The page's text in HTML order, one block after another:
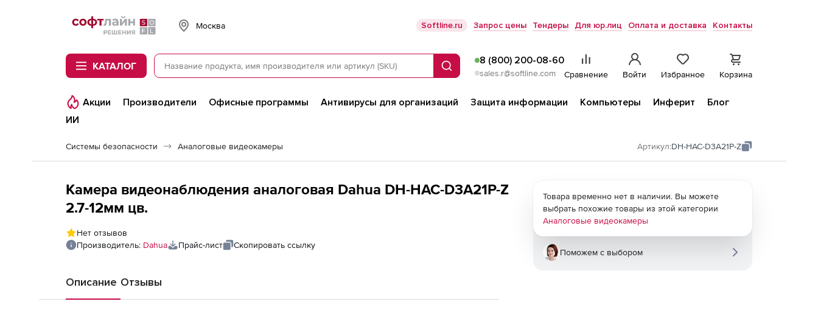
Softline
Москва Softline.ru Запрос цены Тендеры Для юр.лиц Оплата и доставка Контакты
КАТАЛОГ Поиск
8 (800) 200-08-60
sales.r@softline.com Сравнение Войти Избранное Корзина
Акции Производители Офисные программы Антивирусы для организаций Защита информации Компьютеры Инферит
Блог
ИИ
Системы безопасности Аналоговые видеокамеры Артикул:DH-HAC-D3A21P-Z
Камера видеонаблюдения аналоговая Dahua DH-HAC-D3A21P-Z
2.7-12мм цв.
Нет отзывов
Производитель: Dahua Прайс-лист Скопировать ссылку
Описание Отзывы
Товара временно нет в наличии. Вы можете
выбрать похожие товары из этой категории
Аналоговые видеокамеры
Поможем с выбором